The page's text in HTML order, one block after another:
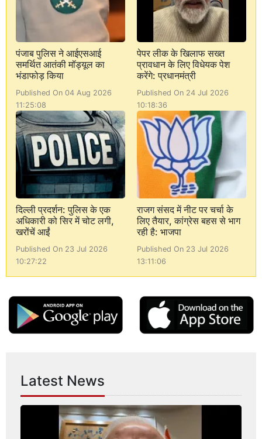
पंजाब पुलिस ने आईएसआई
समर्थित आतंकी मॉड्यूल का
भंडाफोड़ किया
Published On 04 Aug 2026
11:25:08
पेपर लीक के खिलाफ सख्त
प्रावधान के लिए विधेयक पेश
करेंगे: प्रधानमंत्री
Published On 24 Jul 2026
10:18:36
दिल्ली प्रदर्शन: पुलिस के एक
अधिकारी को सिर में चोट लगी,
खरोंचें आईं
Published On 23 Jul 2026
10:27:22
राजग संसद में नीट पर चर्चा के
लिए तैयार, कांग्रेस बहस से भाग
रही है: भाजपा
Published On 23 Jul 2026
13:11:06
Latest News